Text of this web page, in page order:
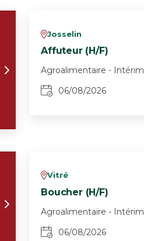
vJosselin
Affuteur (H/F)
Agroalimentaire - Intérim
06/08/2026
vVitré
Boucher (H/F)
Agroalimentaire - Intérim
06/08/2026